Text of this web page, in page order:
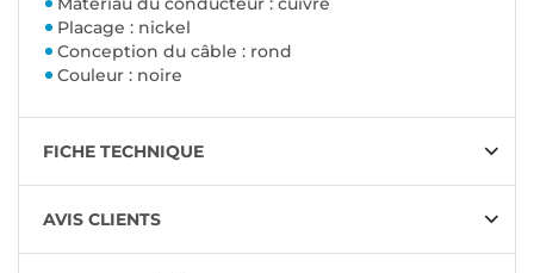
Placage : nickel
Conception du câble : rond
Couleur : noire
FICHE TECHNIQUE
AVIS CLIENTS